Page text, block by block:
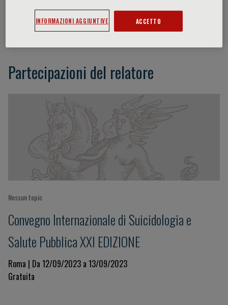
Vittorio Lingiardi
Roma, Italy
Partecipazioni del relatore
Nessun topic
Convegno Internazionale di Suicidologia e
Salute Pubblica XXI EDIZIONE
Roma | Da 12/09/2023 a 13/09/2023
Gratuita
INFORMAZIONI AGGIUNTIVE ACCETTO